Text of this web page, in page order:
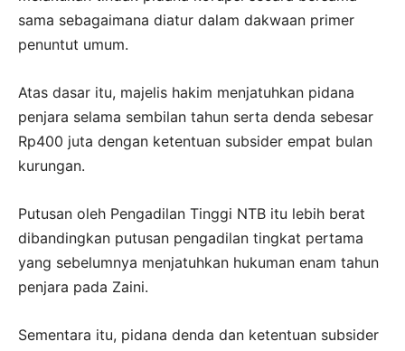
sama sebagaimana diatur dalam dakwaan primer
penuntut umum.
Atas dasar itu, majelis hakim menjatuhkan pidana
penjara selama sembilan tahun serta denda sebesar
Rp400 juta dengan ketentuan subsider empat bulan
kurungan.
Putusan oleh Pengadilan Tinggi NTB itu lebih berat
dibandingkan putusan pengadilan tingkat pertama
yang sebelumnya menjatuhkan hukuman enam tahun
penjara pada Zaini.
Sementara itu, pidana denda dan ketentuan subsider